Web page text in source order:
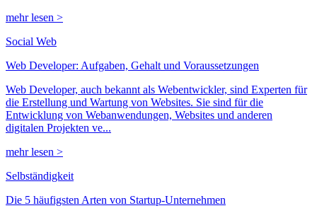
mehr lesen >
Social Web
Web Developer: Aufgaben, Gehalt und Voraussetzungen
Web Developer, auch bekannt als Webentwickler, sind Experten für
die Erstellung und Wartung von Websites. Sie sind für die
Entwicklung von Webanwendungen, Websites und anderen
digitalen Projekten ve...
mehr lesen >
Selbständigkeit
Die 5 häufigsten Arten von Startup-Unternehmen